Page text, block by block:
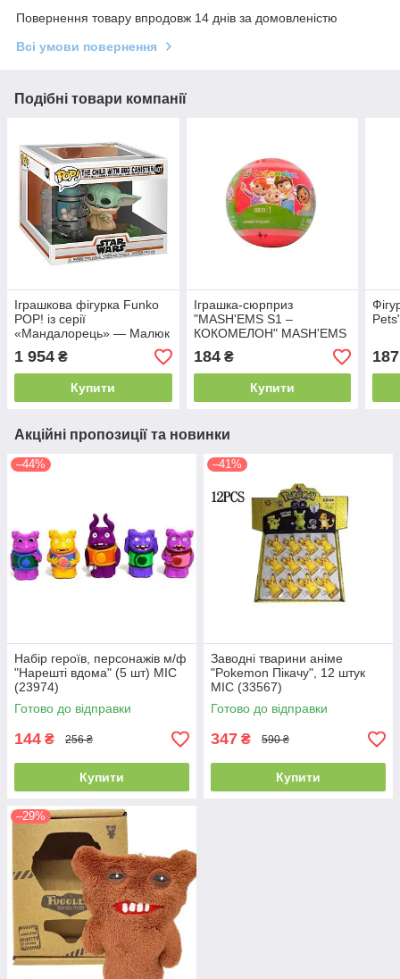
Повернення товару впродовж 14 днів за домовленістю
Всі умови повернення
Подібні товари компанії
Іграшкова фігурка Funko
POP! із серії
«Мандалорець» — Малюк
Грогу з контейнером для
яєць
1 954 ₴
Купити
Іграшка-сюрприз
"MASH'EMS S1 –
КОКОМЕЛОН" MASH'EMS
(236774)
184₴
Купити
187
Акційні пропозиції та новинки
–44%
Набір героїв, персонажів м/ф
"Нарешті вдома" (5 шт) MIC
(23974)
Готово до відправки
144 ₴ 256 ₴
Купити
–41%
Заводні тварини аніме
"Pokemon Пікачу", 12 штук
MIC (33567)
Готово до відправки
347 ₴ 590 ₴
Купити
–29%